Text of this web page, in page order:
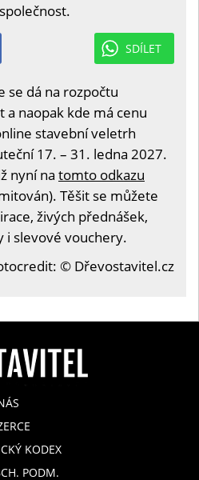
SDÍLET
se dá na rozpočtu
naopak kde má cenu
stavební veletrh
17. – 31. ledna 2027.
nyní na tomto odkazu
Těšit se můžete
živých přednášek,
i slevové vouchery.
© Dřevostavitel.cz
KODEX
PODM.